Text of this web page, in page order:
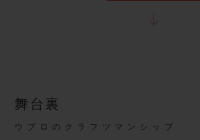
舞台裏
ウブロのクラフツマンシップ